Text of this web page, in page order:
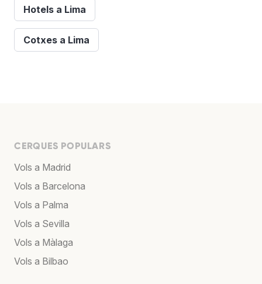
Hotels a Lima
Cotxes a Lima
CERQUES POPULARS
Vols a Madrid
Vols a Barcelona
Vols a Palma
Vols a Sevilla
Vols a Màlaga
Vols a Bilbao